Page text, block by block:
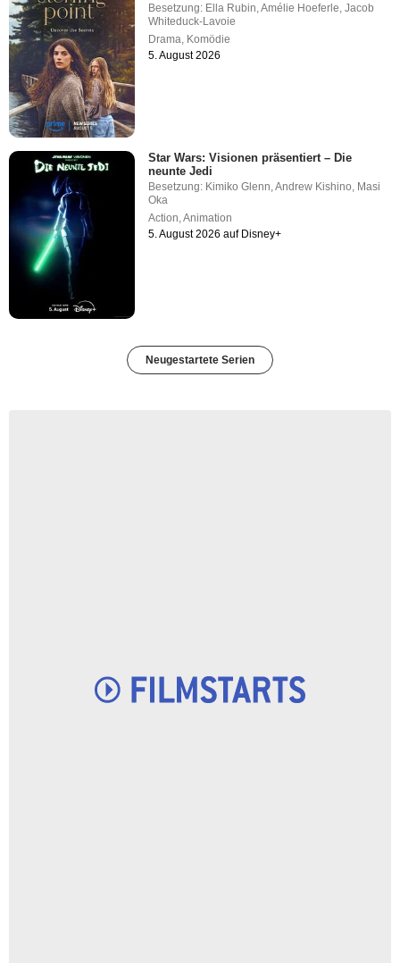
Besetzung: Ella Rubin ,Amélie Hoeferle ,Jacob
Whiteduck-Lavoie
Drama Komödie
5. August 2026
Star Wars: Visionen präsentiert – Die
neunte Jedi
Besetzung: Kimiko Glenn,Andrew Kishino, Masi
Oka
Action,Animation
5. August 2026 auf Disney+
Neugestartete Serien